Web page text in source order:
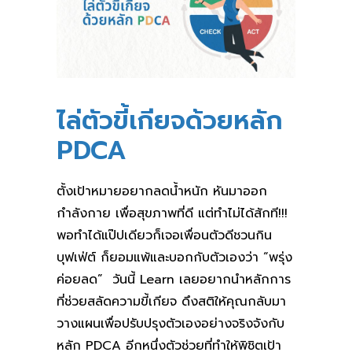
ไล่ตัวขี้เกียจด้วยหลัก
PDCA
ตั้งเป้าหมายอยากลดน้ำหนัก หันมาออก
กำลังกาย เพื่อสุขภาพที่ดี แต่ทำไม่ได้สักที!!!
พอทำได้แป๊ปเดียวก็เจอเพื่อนตัวดีชวนกิน
บุฟเฟ่ต์ ก็ยอมแพ้และบอกกับตัวเองว่า “พรุ่ง
ค่อยลด” วันนี้ Learn เลยอยากนำหลักการ
ที่ช่วยสลัดความขี้เกียจ ดึงสติให้คุณกลับมา
วางแผนเพื่อปรับปรุงตัวเองอย่างจริงจังกับ
หลัก PDCA อีกหนึ่งตัวช่วยที่ทำให้พิชิตเป้า